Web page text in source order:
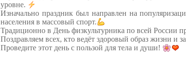
уровне.
Изначально праздник был направлен на
населения в массовый спорт.
Традиционно в День физкультурника по всей России
Поздравляем всех, кто ведёт здоровый образ жизни и
Проведите этот день с пользой для тела и души!